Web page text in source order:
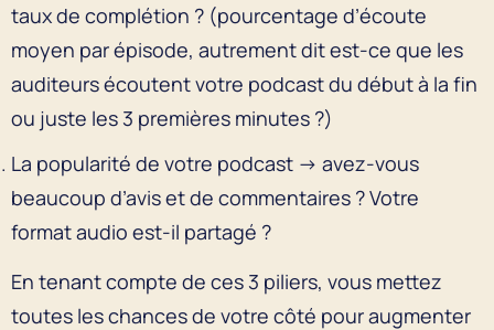
taux de complétion ? (pourcentage d’écoute
moyen par épisode, autrement dit est-ce que les
auditeurs écoutent votre podcast du début à la fin
ou juste les 3 premières minutes ?)
La popularité de votre podcast → avez-vous
beaucoup d’avis et de commentaires ? Votre
format audio est-il partagé ?
En tenant compte de ces 3 piliers, vous mettez
toutes les chances de votre côté pour augmenter